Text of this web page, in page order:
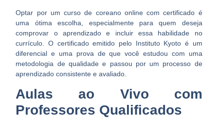
Optar por um curso de coreano online com certificado é
uma ótima escolha, especialmente para quem deseja
comprovar o aprendizado e incluir essa habilidade no
currículo.O certificado emitido pelo Instituto Kyoto é um
diferencial e uma prova de que você estudou com uma
metodologia de qualidade e passou por um processo de
aprendizado consistente e avaliado.
Aulas ao Vivo com
Professores Qualificados